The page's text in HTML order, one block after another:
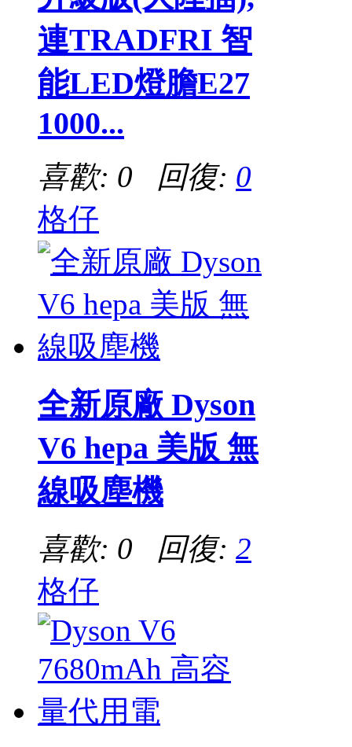
連TRADFRI 智
能LED燈膽E27
1000...
喜歡: 0 回復: 0
格仔
全新原廠 Dyson
V6 hepa 美版 無
線吸塵機
喜歡: 0 回復: 2
格仔